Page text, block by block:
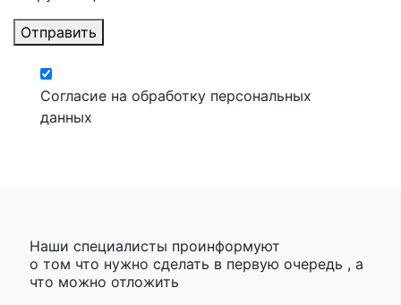
Отправить
Согласие на обработку персональных
данных
Наши специалисты проинформуют
о том что нужно сделать в первую очередь , а
что можно отложить